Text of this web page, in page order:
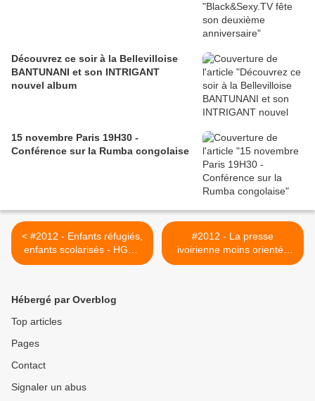
Découvrez ce soir à la Bellevilloise
BANTUNANI et son INTRIGANT
nouvel album
15 novembre Paris 19H30 -
Conférence sur la Rumba congolaise
< #2012 - Enfants réfugiés,
enfants scolarisés - HGMJ
au Ghana (2) - 21/11
#2012 - La presse
ivoirienne moins orientée
que Libé pour Kouamouo
Hébergé par Overblog
Top articles
Pages
Contact
Signaler un abus